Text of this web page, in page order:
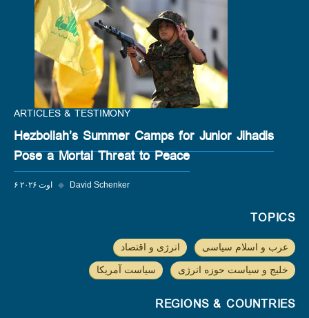
ARTICLES & TESTIMONY
Hezbollah’s Summer Camps for Junior Jihadis
Pose a Mortal Threat to Peace
۶ اوت ۲۰۲۶ ◆ David Schenker
TOPICS
عرب و اسلام سیاسی انرژی و اقتصاد
خلیج و سیاست حوزه انرژی سیاست آمریکا
REGIONS & COUNTRIES